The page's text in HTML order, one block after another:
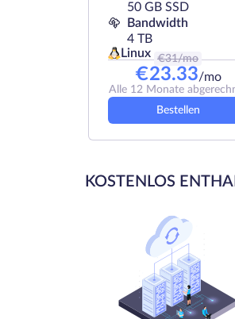
50 GB SSD
Bandwidth
4 TB
Linux
€31/mo
€23.33/mo
Alle 12 Monate
Bestellen
KOSTENLOS